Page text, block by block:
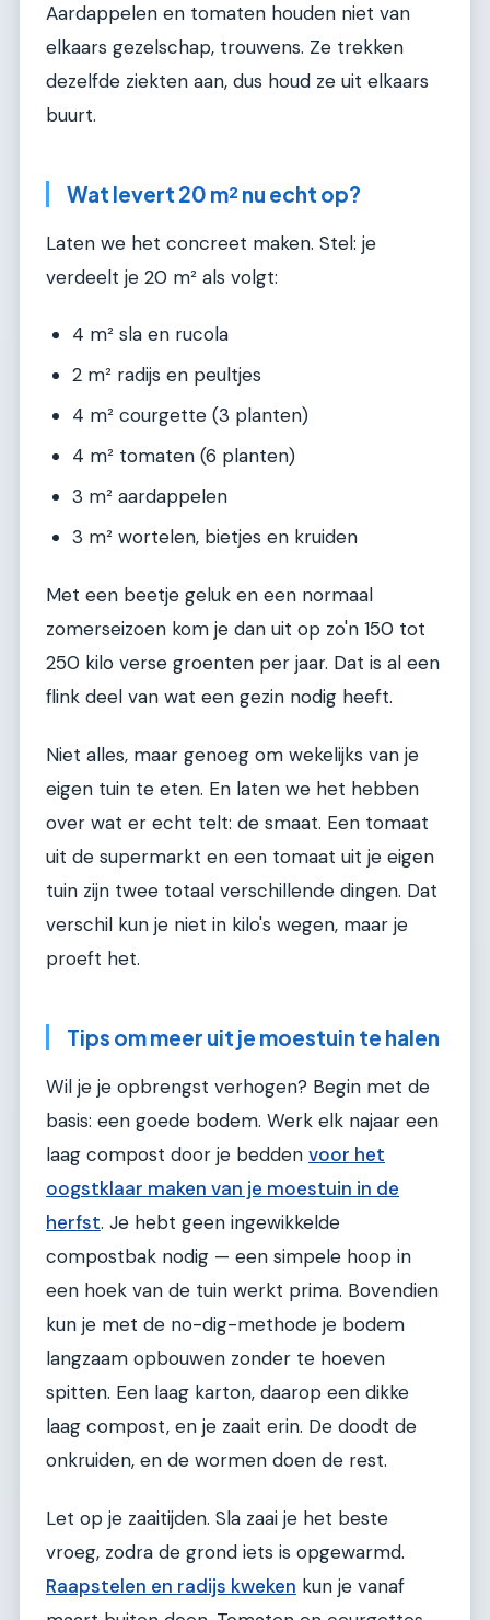
Aardappelen en tomaten houden niet van
elkaars gezelschap, trouwens. Ze trekken
dezelfde ziekten aan, dus houd ze uit elkaars
buurt.
Wat levert 20 m² nu echt op?
Laten we het concreet maken. Stel: je
verdeelt je 20 m² als volgt:
4 m² sla en rucola
2 m² radijs en peultjes
4 m² courgette (3 planten)
4 m² tomaten (6 planten)
3 m² aardappelen
3 m² wortelen, bietjes en kruiden
Met een beetje geluk en een normaal
zomerseizoen kom je dan uit op zo'n 150 tot
250 kilo verse groenten per jaar. Dat is al een
flink deel van wat een gezin nodig heeft.
Niet alles, maar genoeg om wekelijks van je
eigen tuin te eten. En laten we het hebben
over wat er echt telt: de smaat. Een tomaat
uit de supermarkt en een tomaat uit je eigen
tuin zijn twee totaal verschillende dingen. Dat
verschil kun je niet in kilo's wegen, maar je
proeft het.
Tips om meer uit je moestuin te halen
Wil je je opbrengst verhogen? Begin met de
basis: een goede bodem. Werk elk najaar een
laag compost door je bedden voor het
oogstklaar maken van je moestuin in de
herfst. Je hebt geen ingewikkelde
compostbak nodig — een simpele hoop in
een hoek van de tuin werkt prima. Bovendien
kun je met de no-dig-methode je bodem
langzaam opbouwen zonder te hoeven
spitten. Een laag karton, daarop een dikke
laag compost, en je zaait erin. De doodt de
onkruiden, en de wormen doen de rest.
Let op je zaaitijden. Sla zaai je het beste
vroeg, zodra de grond iets is opgewarmd.
Raapstelen en radijs kweken kun je vanaf